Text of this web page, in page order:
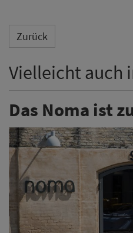
Zurück
Vielleicht auch
Das Noma ist